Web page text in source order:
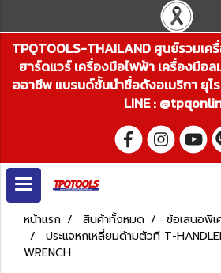
TPQTOOLS-THAILAND ศูนย์รวมเ
ฮาร์ดแวร์ เครื่องมือไฟฟ้า เครื่องมือ
ออาชีพ แบรนด์ชั้นนำชื่อดังอเมริกา ยุ
LINE :
หน้าแรก สินค้าทั้งหมด
ข้อเสนอพิเ
ประแจหกเหลี่ยมด้ามตัวที T-
WRENCH